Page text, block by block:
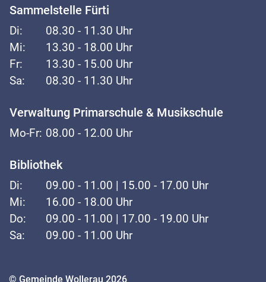
Sammelstelle Fürti
Di:
08.30 - 11.30 Uhr
Mi:
13.30 - 18.00 Uhr
Fr:
13.30 - 15.00 Uhr
Sa:
08.30 - 11.30 Uhr
Verwaltung Primarschule & Musikschule
Mo-Fr: 08.00 - 12.00 Uhr
Bibliothek
Di:
09.00 - 11.00 | 15.00 - 17.00 Uhr
Mi:
16.00 - 18.00 Uhr
Do:
09.00 - 11.00 | 17.00 - 19.00 Uhr
Sa:
09.00 - 11.00 Uhr
© Gemeinde Wollerau 2026
Toolbar